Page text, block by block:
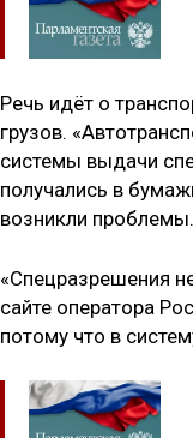
Речь идёт о
грузов.
системы выдачи
получались в
возникли проблемы.
«Спецразрешения
сайте оператора
потому что в